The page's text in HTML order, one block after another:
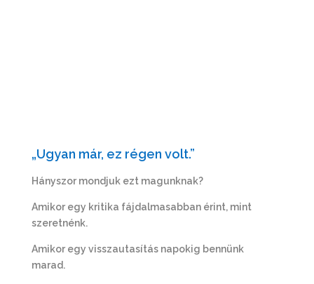
„Ugyan már, ez régen volt.”
Hányszor mondjuk ezt magunknak?
Amikor egy kritika fájdalmasabban érint, mint
szeretnénk.
Amikor egy visszautasítás napokig bennünk
marad.